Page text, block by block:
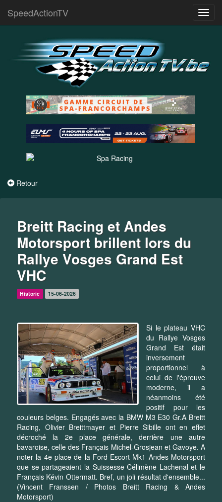
SpeedActionTV
Retour
Breitt Racing et Andes
Motorsport brillent lors du
Rallye Vosges Grand Est
VHC
Historic 15-06-2026
Si le plateau VHC
du Rallye Vosges
Grand Est était
inversement
proportionnel à
celui de l'épreuve
moderne, il a
néanmoins été
positif pour les
couleurs belges. Engagés avec la BMW M3 E30 Gr.A Breitt
Racing, Olivier Breittmayer et Pierre Sibille ont en effet
décroché la 2e place générale, derrière une autre
bavaroise, celle des Français Michel-Grosjean et Gavoye. A
noter la 4e place de la Ford Escort Mk1 Andes Motorsport
que se partageaient la Suissesse Célimène Lachenal et le
Français Kévin Ottermatt. Bref, un joli résultat d'ensemble...
(Vincent Franssen / Photos Breitt Racing & Andes
Motorsport)